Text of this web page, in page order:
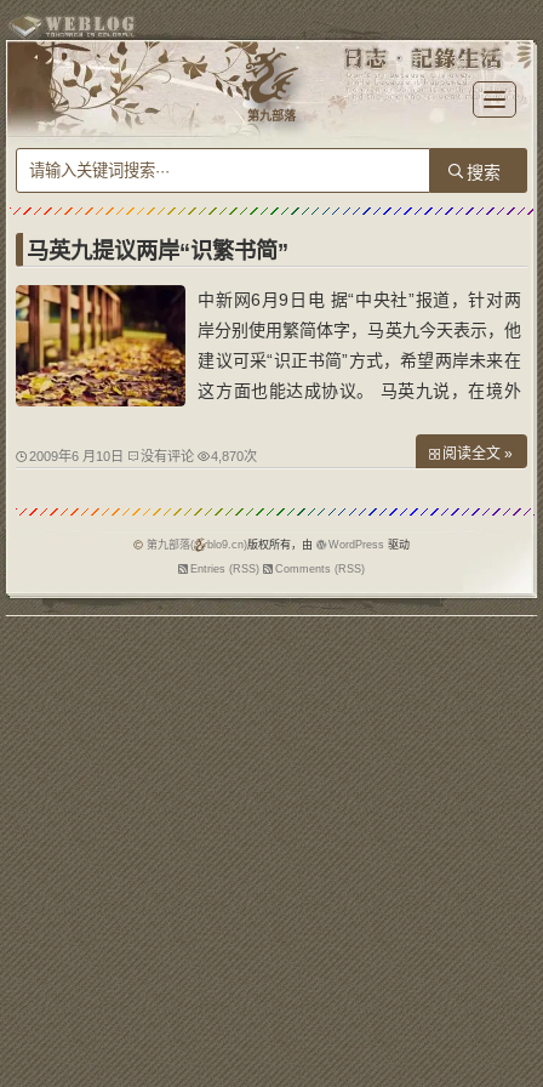
T
o
l
e
n
i
n
第九部落
马英九提议两岸“识繁书简”
中新网6月9日电 据“中央社”报道，针对两
岸分别使用繁简体字，马英九今天表示，他
建议可采“识正书简”方式，希望两岸未来在
这方面也能达成协议。 马英九说，在境外
(注：繁体字)，碰到大陆来的学生，就教简
但大陆因为采用简体字，有些正体字看不懂
2009年6 月10日 没有评论 4,870次 阅读全文 »
第九部落( blo9.cn)版权所有，由 WordPress 驱动
Entries (RSS)
Comments (RSS)